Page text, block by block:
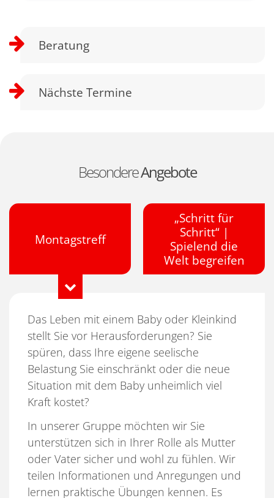
Beratung
Nächste Termine
BesondereAngebote
Montagstreff
Das Leben mit einem Baby oder Kleinkind
stellt Sie vor Herausforderungen? Sie
spüren, dass Ihre eigene seelische
Belastung Sie einschränkt oder die neue
Situation mit dem Baby unheimlich viel
Kraft kostet?
In unserer Gruppe möchten wir Sie
unterstützen sich in Ihrer Rolle als Mutter
oder Vater sicher und wohl zu fühlen. Wir
teilen Informationen und Anregungen und
lernen praktische Übungen kennen. Es
„Schritt für
Schritt“ |
Spielend die
Welt begreifen